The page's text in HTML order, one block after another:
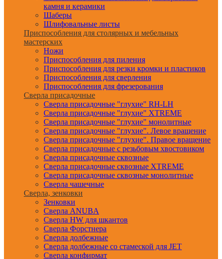
камня и керамики
Шаберы
Шлифовальные листы
Приспособления для столярных и мебельных
мастерских
Ножи
Приспособления для пиления
Приспособления для резки кромки и пластиков
Приспособления для сверления
Приспособления для фрезерования
Сверла присадочные
Сверла присадочные "глухие" RH-LH
Сверла присадочные "глухие" XTREME
Сверла присадочные "глухие" монолитные
Сверла присадочные "глухие". Левое вращение
Сверла присадочные "глухие". Правое вращение
Сверла присадочные с резьбовым хвостовиком
Сверла присадочные сквозные
Сверла присадочные сквозные XTREME
Сверла присадочные сквозные монолитные
Сверла чашечные
Сверла, зенковки
Зенковки
Сверла ANUBA
Сверла HW для шкантов
Сверла Форстнера
Сверла долбежные
Сверла долбежные со стамеской для JET
Сверла конфирмат